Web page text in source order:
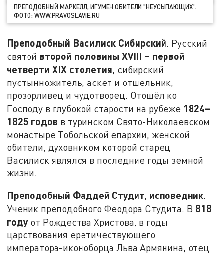
ПРЕПОДОБНЫЙ МАРКЕЛЛ, ИГУМЕН ОБИТЕЛИ "НЕУСЫПАЮЩИХ".
ФОТО: WWW.PRAVOSLAVIE.RU
Преподобный Василиск Сибирский. Русский
святой второй половиныXVIII – первой
четвертиXIX столетия, сибирский
пустынножитель, аскет и отшельник,
прозорливец и чудотворец. Отошёл ко
Господу в глубокой старости на рубеже 1824–
1825 годов в туринском Свято-Николаевском
монастыре Тобольской епархии, женской
обители, духовником которой старец
Василиск являлся в последние годы земной
жизни.
Преподобный Фаддей Студит, исповедник.
Ученик преподобного Феодора Студита. В 818
году от Рождества Христова, в годы
царствования еретичествующего
императора-иконоборца Льва Армянина, отец